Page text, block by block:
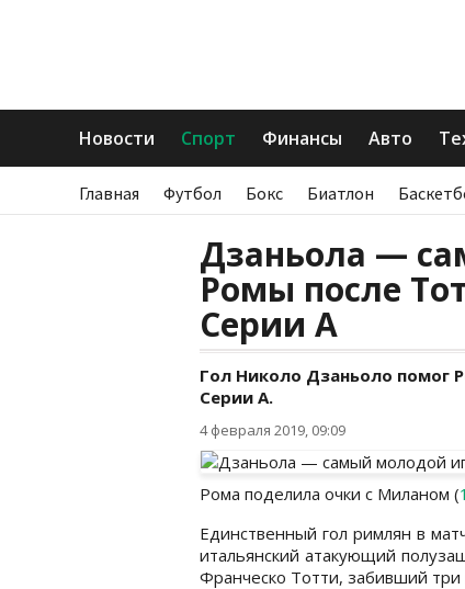
Новости Спорт Финансы Авто
Главная Футбол Бокс Биатлон
Дзаньола —
Ромы после
Серии А
Гол Николо Дзаньоло помог
Серии А.
4 февраля 2019, 09:09
Рома поделила очки с Миланом (
Единственный гол римлян в
итальянский атакующий
Франческо Тотти, забивший три